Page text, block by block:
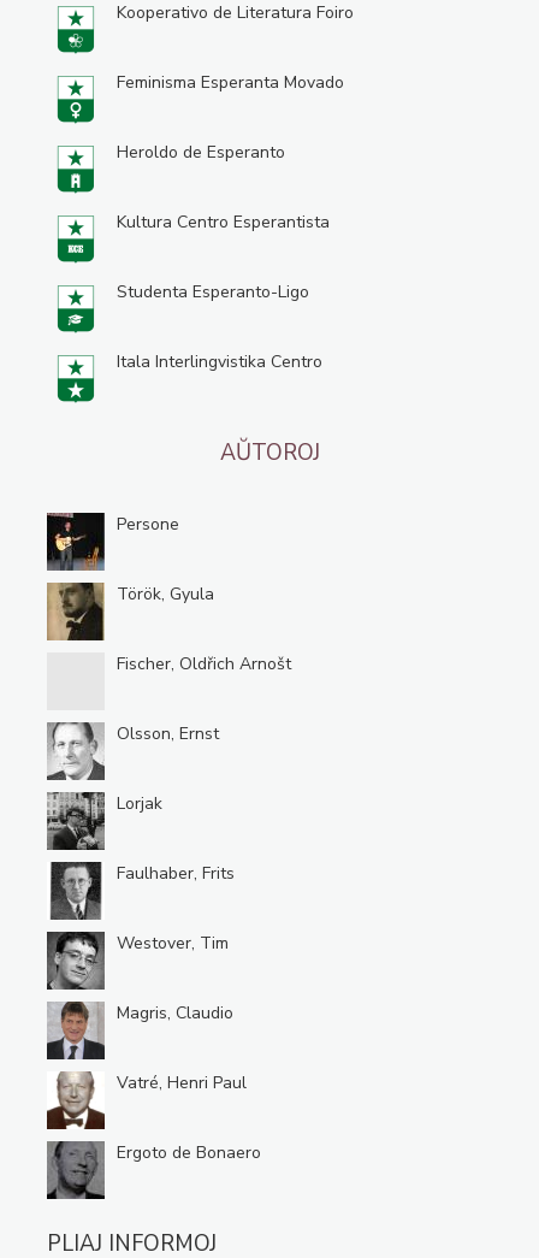
Kooperativo de Literatura Foiro
Feminisma Esperanta Movado
Heroldo de Esperanto
Kultura Centro Esperantista
Studenta Esperanto-Ligo
Itala Interlingvistika Centro
AŬTOROJ
Persone
Török, Gyula
Fischer, Oldřich Arnošt
Olsson, Ernst
Lorjak
Faulhaber, Frits
Westover, Tim
Magris, Claudio
Vatré, Henri Paul
Ergoto de Bonaero
PLIAJ INFORMOJ